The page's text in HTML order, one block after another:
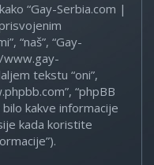
“Gay-Serbia.com |
“naš”, “Gay-
www.gay-
tekstu “oni”,
“phpBB
bilo kakve informacije
kada koristite